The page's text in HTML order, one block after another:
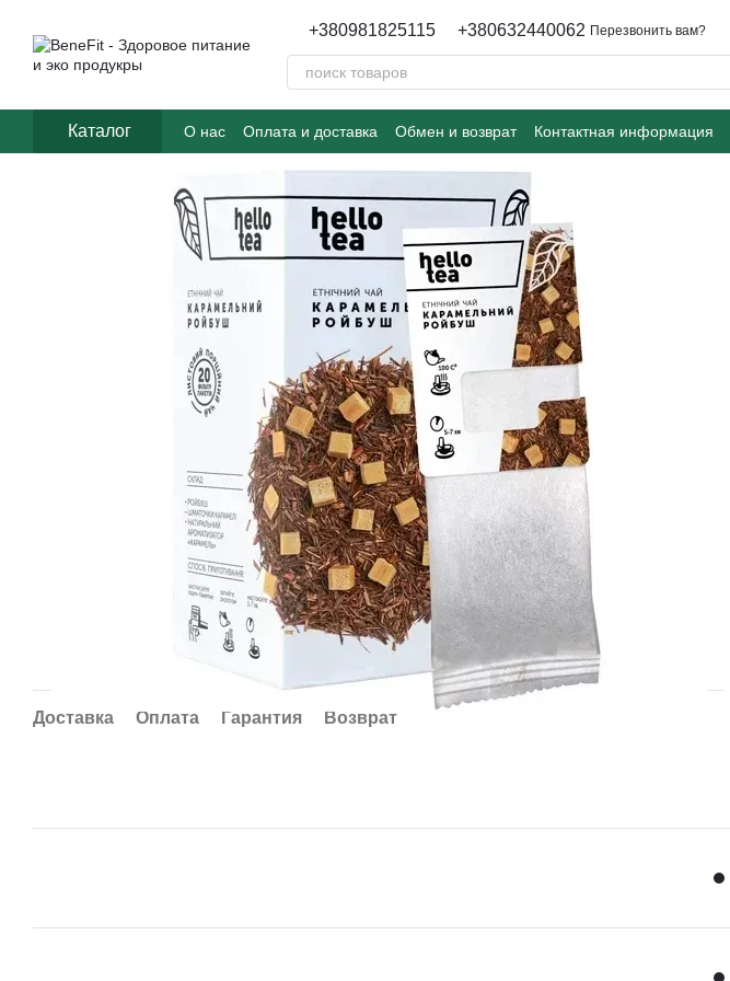
+380981825115 +380632440062 Перезвонить вам?
Каталог О нас Оплата и доставка Обмен и возврат Контактная информация
Доставка Оплата Гарантия Возврат